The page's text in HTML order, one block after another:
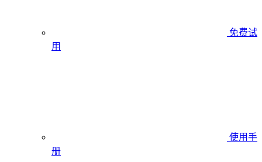
免费试
用
使用手
册